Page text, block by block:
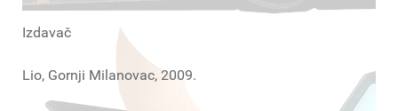
Izdavač
Lio, Gornji Milanovac, 2009.